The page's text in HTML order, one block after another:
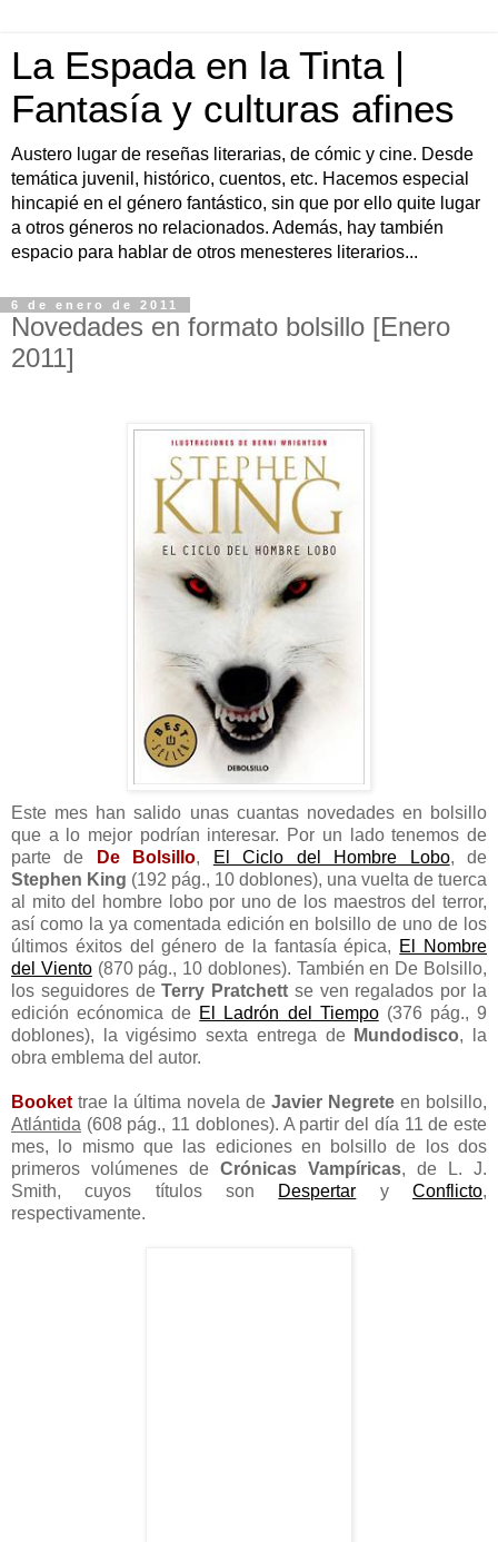
La Espada en la Tinta |
Fantasía y culturas afines
Austero lugar de reseñas literarias, de cómic y cine. Desde
temática juvenil, histórico, cuentos, etc. Hacemos especial
hincapié en el género fantástico, sin que por ello quite lugar
a otros géneros no relacionados. Además, hay también
espacio para hablar de otros menesteres literarios...
6 de enero de 2011
Novedades en formato bolsillo [Enero
2011]
Este mes han salido unas cuantas novedades en bolsillo
que a lo mejor podrían interesar. Por un lado tenemos de
parte de
De Bolsillo, El Ciclo del Hombre Lobo, de
Stephen King (192 pág., 10 doblones), una vuelta de tuerca
al mito del hombre lobo por uno de los maestros del terror,
así como la ya comentada edición en bolsillo de uno de los
últimos éxitos del género de la fantasía épica, El Nombre
del Viento(870 pág., 10 doblones). También en De Bolsillo,
los seguidores deTerry Pratchett se ven regalados por la
edición ecónomica de El Ladrón del Tiempo(376 pág., 9
doblones), la vigésimo sexta entrega de Mundodisco, la
obra emblema del autor.
Booket trae la última novela de Javier Negrete en bolsillo,
Atlántida (608 pág., 11 doblones). A partir del día 11 de este
mes, lo mismo que las ediciones en bolsillo de los dos
primeros volúmenes de Crónicas Vampíricas, de L. J.
Smith, cuyos títulos son Despertar yConflicto,
respectivamente.